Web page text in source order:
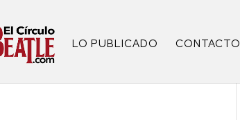
LO PUBLICADO CONTACTO